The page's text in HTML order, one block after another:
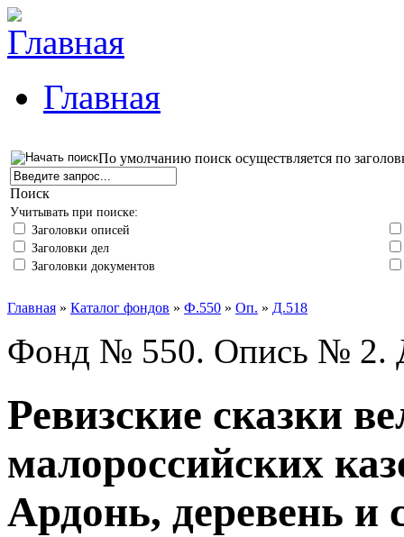
Главная
По умолчанию поиск осуществляется по
Поиск
Учитывать при поиске:
Заголовки описей
Заголовки дел
Заголовки документов
Главная » Каталог фондов » Ф.550 » Оп. » Д.518
Фонд № 550. Опись № 2.
Ревизские сказки
малороссийских
Ардонь, деревень и